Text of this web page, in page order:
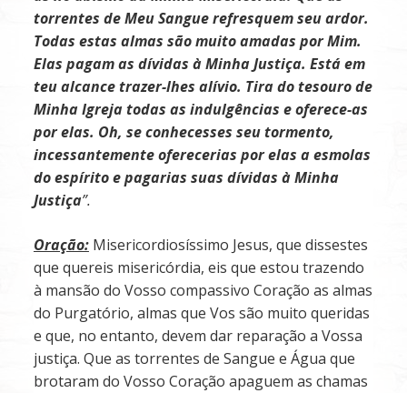
torrentes de Meu Sangue refresquem seu ardor.
Todas estas almas são muito amadas por Mim.
Elas pagam as dívidas à Minha Justiça. Está em
teu alcance trazer-lhes alívio. Tira do tesouro de
Minha Igreja todas as indulgências e oferece-as
por elas. Oh, se conhecesses seu tormento,
incessantemente oferecerias por elas a esmolas
do espírito e pagarias suas dívidas à Minha
Justiça”.
Oração:Misericordiosíssimo Jesus, que dissestes
que quereis misericórdia, eis que estou trazendo
à man­são do Vosso compassivo Coração as almas
do Purgatório, almas que Vos são muito queridas
e que, no entanto, devem dar reparação a Vossa
justiça. Que as torrentes de Sangue e Água que
brotaram do Vosso Coração apaguem as chamas